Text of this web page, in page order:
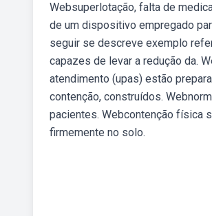
Websuperlotação, falta de
de um dispositivo empregado
seguir se descreve exemplo
capazes de levar a redução da.
atendimento (upas) estão
contenção, construídos.
pacientes. Webcontenção física
firmemente no solo.